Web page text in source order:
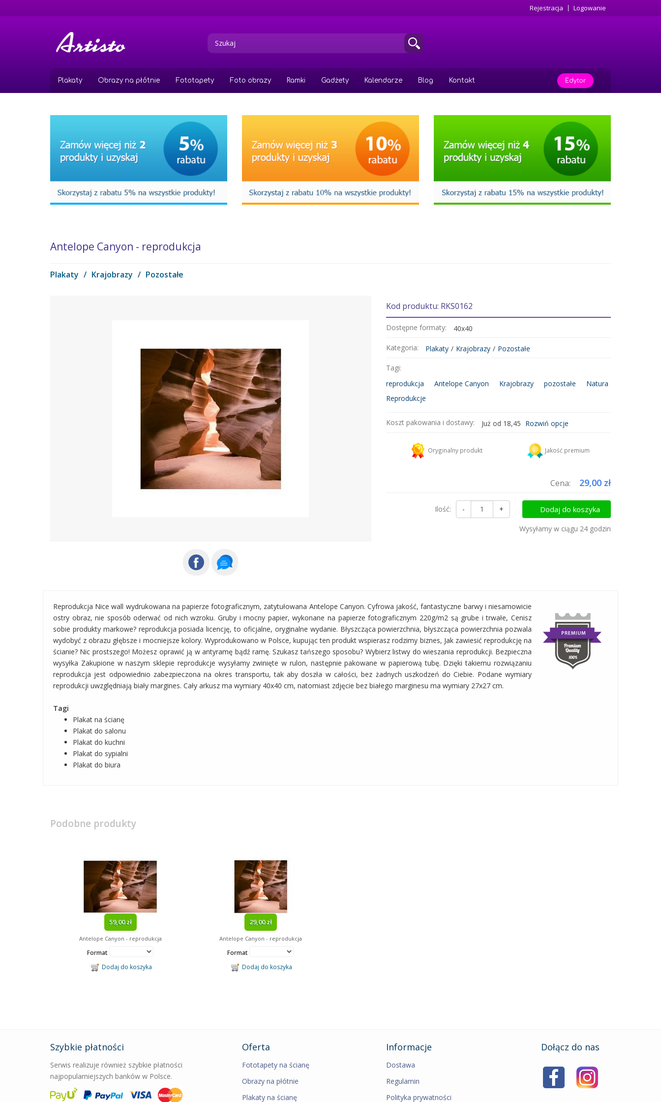
do
Rejestracja Logowanie
Plakaty Obrazy na płótnie Fototapety Foto obrazy Ramki Gadżety Kalendarze Blog Kontakt Edytor
Antelope Canyon - reprodukcja
Plakaty / Krajobrazy / Pozostałe
Kod produktu: RKS0162
Dostępne formaty: 40x40
Kategoria: Plakaty / Krajobrazy / Pozostałe
Tagi:
reprodukcja
Antelope Canyon Krajobrazy pozostałe
Natura
Reprodukcje
Koszt pakowania i dostawy: Już od 18,45 Rozwiń opcje
Kurier DHL
Dodaj więcej produktów do koszyka i zapłać za wysyłkę tylko raz!
Oryginalny produkt Jakość premium
Cena: 29,00 zł
Dodaj do koszyka
Ilość: - +
Wysyłamy w ciągu 24 godzin
Reprodukcja Nice wall wydrukowana na papierze fotograficznym, zatytułowana Antelope Canyon. Cyfrowa jakość, fantastyczne barwy i niesamowicie
ostry obraz, nie sposób oderwać od nich wzroku. Gruby i mocny papier, wykonane na papierze fotograficznym 220g/m2 są grube i trwałe, Cenisz
sobie produkty markowe? reprodukcja posiada licencję, to oficjalne, oryginalne wydanie. Błyszcząca powierzchnia, błyszcząca powierzchnia pozwala
wydobyć z obrazu głębsze i mocniejsze kolory. Wyprodukowano w Polsce, kupując ten produkt wspierasz rodzimy biznes, Jak zawiesić reprodukcję na
ścianie? Nic prostszego! Możesz oprawić ją w antyramę bądź ramę. Szukasz tańszego sposobu? Wybierz listwy do wieszania reprodukcji. Bezpieczna
wysyłka Zakupione w naszym sklepie reprodukcje wysyłamy zwinięte w rulon, następnie pakowane w papierową tubę. Dzięki takiemu rozwiązaniu
reprodukcja jest odpowiednio zabezpieczona na okres transportu, tak aby doszła w całości, bez żadnych uszkodzeń do Ciebie. Podane wymiary
reprodukcji uwzględniają biały margines. Cały arkusz ma wymiary 40x40 cm, natomiast zdjęcie bez białego marginesu ma wymiary 27x27 cm.
Tagi
Plakat na ścianę
Plakat do salonu
Plakat do kuchni
Plakat do sypialni
Plakat do biura
Podobne produkty
59,00 zł
Antelope Canyon - reprodukcja
Format
Dodaj do koszyka
29,00 zł
Antelope Canyon - reprodukcja
Format
Dodaj do koszyka
Szybkie płatności
Serwis realizuje również szybkie płatności
najpopularniejszych banków w Polsce.
Oferta
Fototapety na ścianę
Obrazy na płótnie
Plakaty na ścianę
Informacje
Dostawa
Regulamin
Polityka prywatności
Dołącz do nas